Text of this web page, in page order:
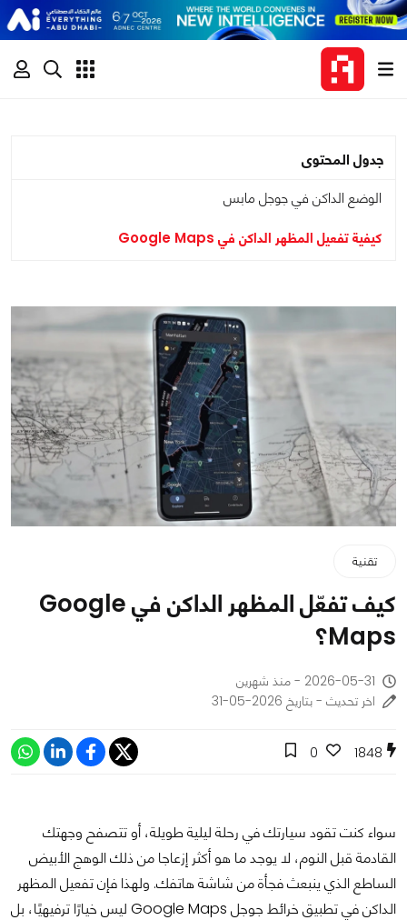
جدول المحتوى
الوضع الداكن في جوجل مابس
كيفية تفعيل المظهر الداكن في Google Maps
تقنية
كيف تفعّل المظهر الداكن في Google
Maps؟
2026-05-31 - منذ شهرين
اخر تحديث - بتاريخ 2026-05-31
1848
0
سواء كنت تقود سيارتك في رحلة ليلية طويلة، أو تتصفح وجهتك
القادمة قبل النوم، لا يوجد ما هو أكثر إزعاجا من ذلك الوهج الأبيض
الساطع الذي ينبعث فجأة من شاشة هاتفك. ولهذا فإن تفعيل المظهر
الداكن في تطبيق خرائط جوجل Google Maps ليس خيارًا ترفيهيًا، بل